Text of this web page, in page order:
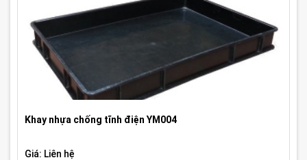
Khay nhựa chống tĩnh điện YM004
Giá: Liên hệ